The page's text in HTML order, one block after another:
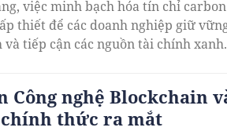
việc minh bạch hóa tín chỉ
thiết để các doanh nghiệp giữ
tiếp cận các nguồn tài chính xanh.
Công nghệ Blockchain
thức ra mắt